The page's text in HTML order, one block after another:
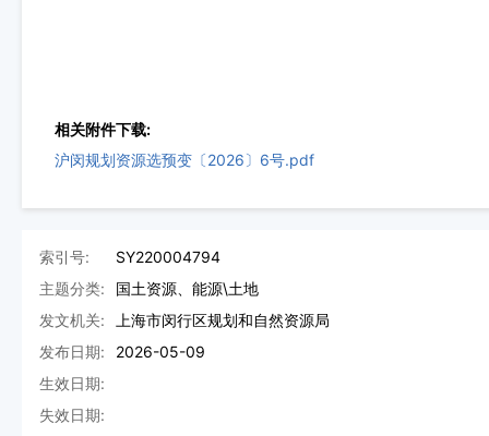
相关附件下载:
沪闵规划资源选预变〔2026〕6号.pdf
索引号:
SY220004794
主题分类:
国土资源、能源\土地
发文机关:
上海市闵行区规划和自然资源局
发布日期:
2026-05-09
生效日期:
失效日期: